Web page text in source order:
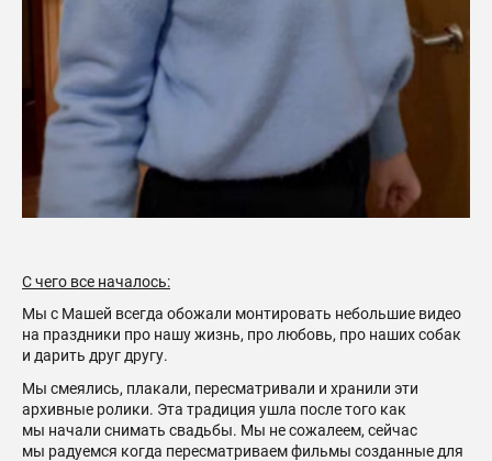
С чего все началось:
Мы с Машей всегда обожали монтировать небольшие видео
на праздники про нашу жизнь, про любовь, про наших собак
и дарить друг другу.
Мы смеялись, плакали, пересматривали и хранили эти
архивные ролики. Эта традиция ушла после того как
мы начали снимать свадьбы. Мы не сожалеем, сейчас
мы радуемся когда пересматриваем фильмы созданные для